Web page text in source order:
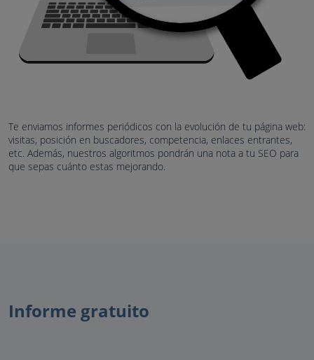
Te enviamos informes periódicos con la evolución de tu página web:
visitas, posición en buscadores, competencia, enlaces entrantes,
etc. Además, nuestros algoritmos pondrán una nota a tu SEO para
que sepas cuánto estas mejorando.
Informe gratuito